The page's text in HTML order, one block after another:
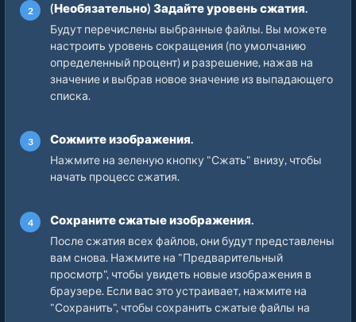
(Необязательно) Задайте уровень сжатия.
Будут перечислены выбранные файлы. Вы можете
настроить уровень сокращения (по умолчанию
определенный процент) и разрешение, нажав на
значение и выбрав новое значение из выпадающего
списка.
Сожмите изображения.
Нажмите на зеленую кнопку "Сжать" внизу, чтобы
начать процесс сжатия.
Сохраните сжатые изображения.
После сжатия всех файлов, они будут представлены
вам снова. Нажмите на "Предварительный
просмотр", чтобы увидеть новые изображения в
браузере. Если вас это устраивает, нажмите на
"Сохранить", чтобы сохранить сжатые файлы на